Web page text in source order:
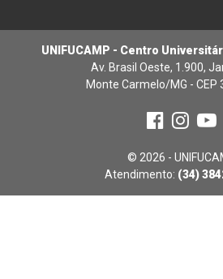
UNIFUCAMP - Centro
Av. Brasil Oeste, 1.900,
Monte Carmelo/MG - CEP
© 2026 -
Atendimento: (34)